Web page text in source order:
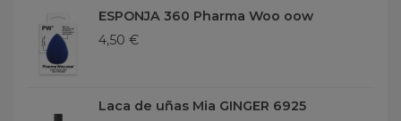
ESPONJA 360 Pharma Woo oow
4,50 €
Laca de uñas Mia GINGER 6925